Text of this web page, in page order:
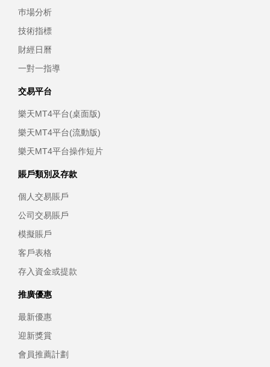
巿場分析
技術指標
財經日曆
一對一指導
交易平台
樂天MT4平台(桌面版)
樂天MT4平台(流動版)
樂天MT4平台操作短片
賬戶類別及存款
個人交易賬戶
公司交易賬戶
模擬賬戶
客戶表格
存入資金或提款
推廣優惠
最新優惠
迎新獎賞
會員推薦計劃